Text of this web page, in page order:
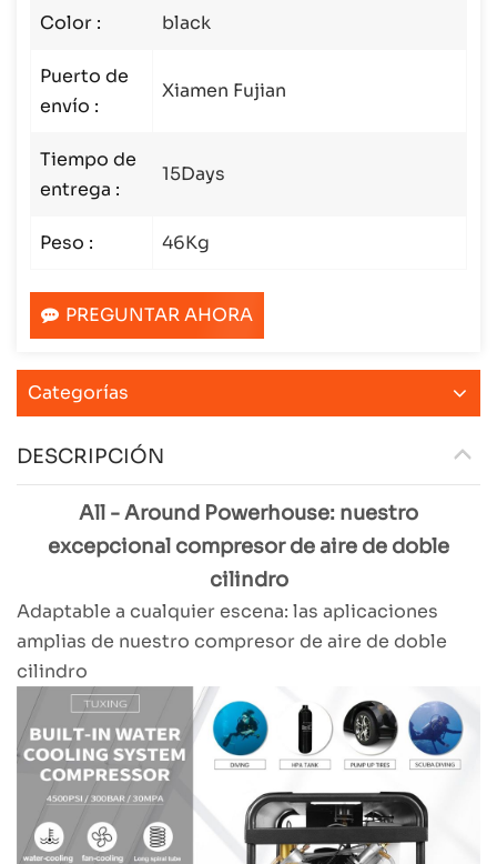
Color : black
Puerto de
envío :
Xiamen Fujian
Tiempo de
entrega :
15Days
Peso : 46Kg
PREGUNTAR AHORA
Categorías
DESCRIPCIÓN
All - Around Powerhouse: nuestro
excepcional compresor de aire de doble
cilindro
Adaptable a cualquier escena: las aplicaciones
amplias de nuestro compresor de aire de doble
cilindro